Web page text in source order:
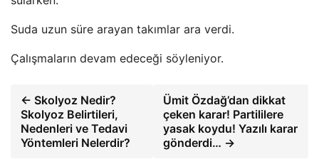
Suda uzun süre arayan takımlar ara verdi.
Çalışmaların devam edeceği söyleniyor.
← Skolyoz Nedir?
Skolyoz Belirtileri,
Nedenleri ve Tedavi
Yöntemleri Nelerdir?
Ümit Özdağ’dan dikkat
çeken karar! Partililere
yasak koydu! Yazılı karar
gönderdi… →